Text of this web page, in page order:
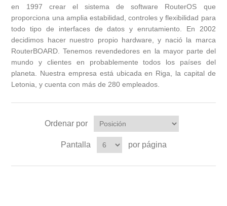
en 1997 crear el sistema de software RouterOS que
proporciona una amplia estabilidad, controles y flexibilidad para
todo tipo de interfaces de datos y enrutamiento. En 2002
decidimos hacer nuestro propio hardware, y nació la marca
RouterBOARD. Tenemos revendedores en la mayor parte del
mundo y clientes en probablemente todos los países del
planeta. Nuestra empresa está ubicada en Riga, la capital de
Letonia, y cuenta con más de 280 empleados.
Ordenar por
Pantalla por página